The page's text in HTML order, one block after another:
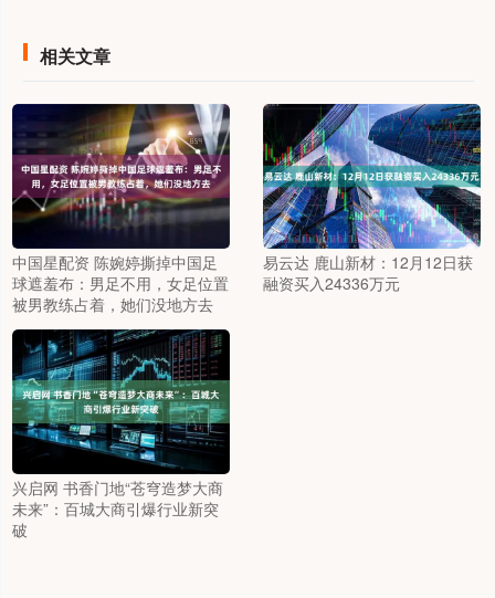
相关文章
中国星配资 陈婉婷撕掉中国足
球遮羞布：男足不用，女足位置
被男教练占着，她们没地方去
易云达 鹿山新材：12月12日获
融资买入24336万元
兴启网 书香门地“苍穹造梦大商
未来”：百城大商引爆行业新突
破